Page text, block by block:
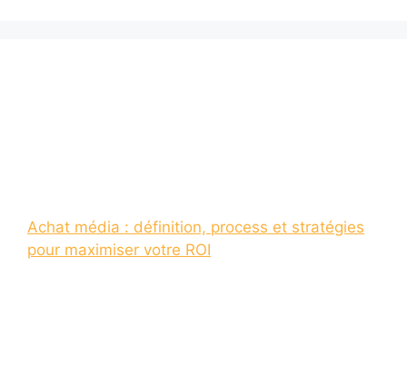
Achat média : définition, process et stratégies
pour maximiser votre ROI